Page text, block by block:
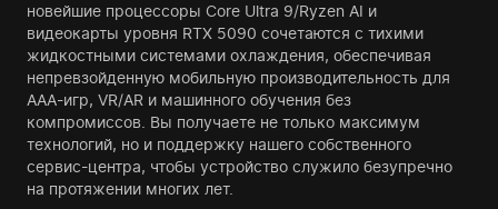
новейшие процессоры Core Ultra 9/Ryzen AI и
видеокарты уровня RTX 5090 сочетаются с тихими
жидкостными системами охлаждения, обеспечивая
непревзойденную мобильную производительность для
AAA-игр, VR/AR и машинного обучения без
компромиссов. Вы получаете не только максимум
технологий, но и поддержку нашего собственного
сервис-центра, чтобы устройство служило безупречно
на протяжении многих лет.